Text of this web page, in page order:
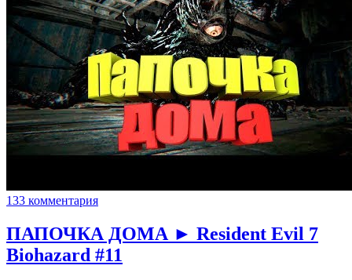
133 комментария
ПАПОЧКА ДОМА ► Resident Evil 7
Biohazard #11